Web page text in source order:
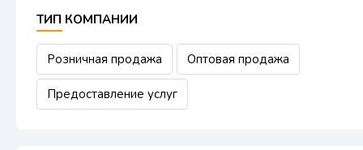
ТИП КОМПАНИИ
Розничная продажа Оптовая продажа
Предоставление услуг